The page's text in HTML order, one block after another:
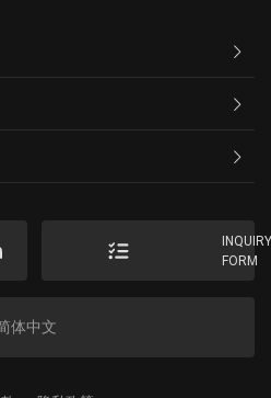
FORM
体中文